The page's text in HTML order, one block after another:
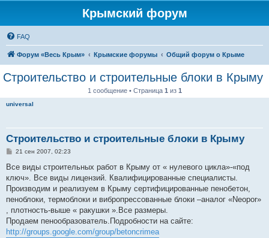
Крымский форум
FAQ
Форум «Весь Крым» Крымские форумы Общий форум о Крыме
Строительство и строительные блоки в Крыму
1 сообщение • Страница 1 из 1
universal
Строительство и строительные блоки в Крыму
С
о
щ
е
и
е
21 сен 2007, 02:23
Все виды строительных работ в Крыму от « нулевого цикла»-«под
ключ». Все виды лицензий. Квалифицированные специалисты.
Производим и реализуем в Крыму сертифицированные пенобетон,
пеноблоки, термоблоки и вибропрессованные блоки –аналог «Neopor»
, плотность-выше « ракушки ».Все размеры.
Продаем пенообразователь.Подробности на сайте:
http://groups.google.com/group/betoncrimea